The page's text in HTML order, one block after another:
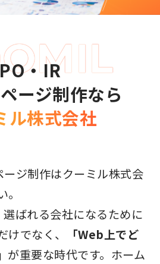
・IR
ージ制作なら
ル株式会社
ージ制作はクーミル株式会
ばれる会社になるために
でなく、
「Web上でど
が重要な時代です。ホーム